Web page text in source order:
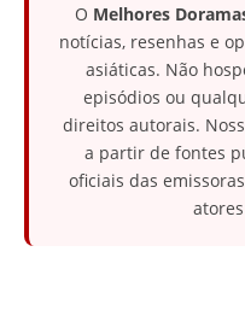
O Melhores
notícias, resenhas e
asiáticas. Não
episódios ou
direitos autorais.
a partir de fontes
oficiais das